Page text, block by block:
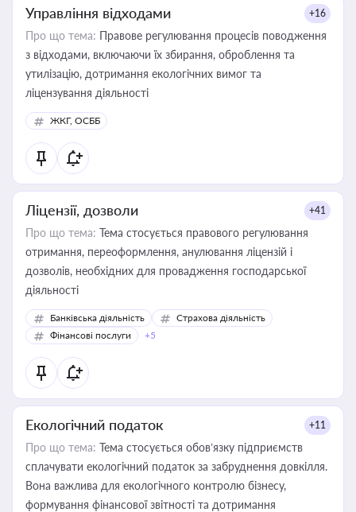
Управління відходами +16
Про що тема: Правове регулювання процесів поводження
з відходами, включаючи їх збирання, оброблення та
утилізацію, дотримання екологічних вимог та
ліцензування діяльності
ЖКГ, ОСББ
Ліцензії, дозволи +41
Про що тема: Тема стосується правового регулювання
отримання, переоформлення, анулювання ліцензій і
дозволів, необхідних для провадження господарської
діяльності
Банківська діяльність
Страхова діяльність
Фінансові послуги
+5
Екологічний податок +11
Про що тема: Тема стосується обов’язку підприємств
сплачувати екологічний податок за забруднення довкілля.
Вона важлива для екологічного контролю бізнесу,
формування фінансової звітності та дотримання